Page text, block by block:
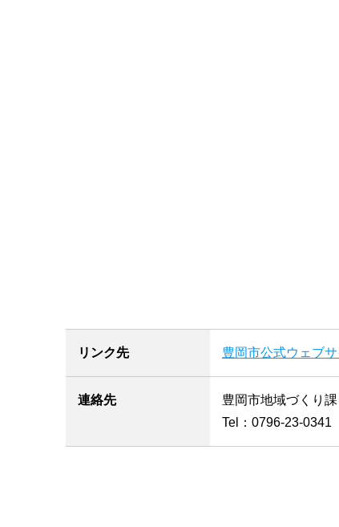
リンク先 豊岡市公式ウェブサ
連絡先
豊岡市地域づくり課
Tel：0796-23-0341